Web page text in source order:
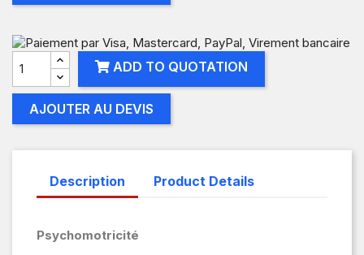
ADD TO QUOTATION
AJOUTER AU DEVIS
Description Product Details
Psychomotricité